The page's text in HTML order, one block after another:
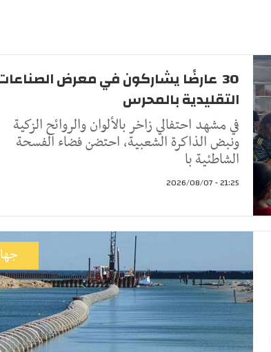
30 عارضًا يشاركون في معرض
التقليدية بالمحرس
في مشهد احتفالي زاخر بالألوان والروائح الزكية
ونبض الذاكرة الشعبية، احتضن فضاء الفسحة
الشاطئية با
21:25 - 2026/08/07